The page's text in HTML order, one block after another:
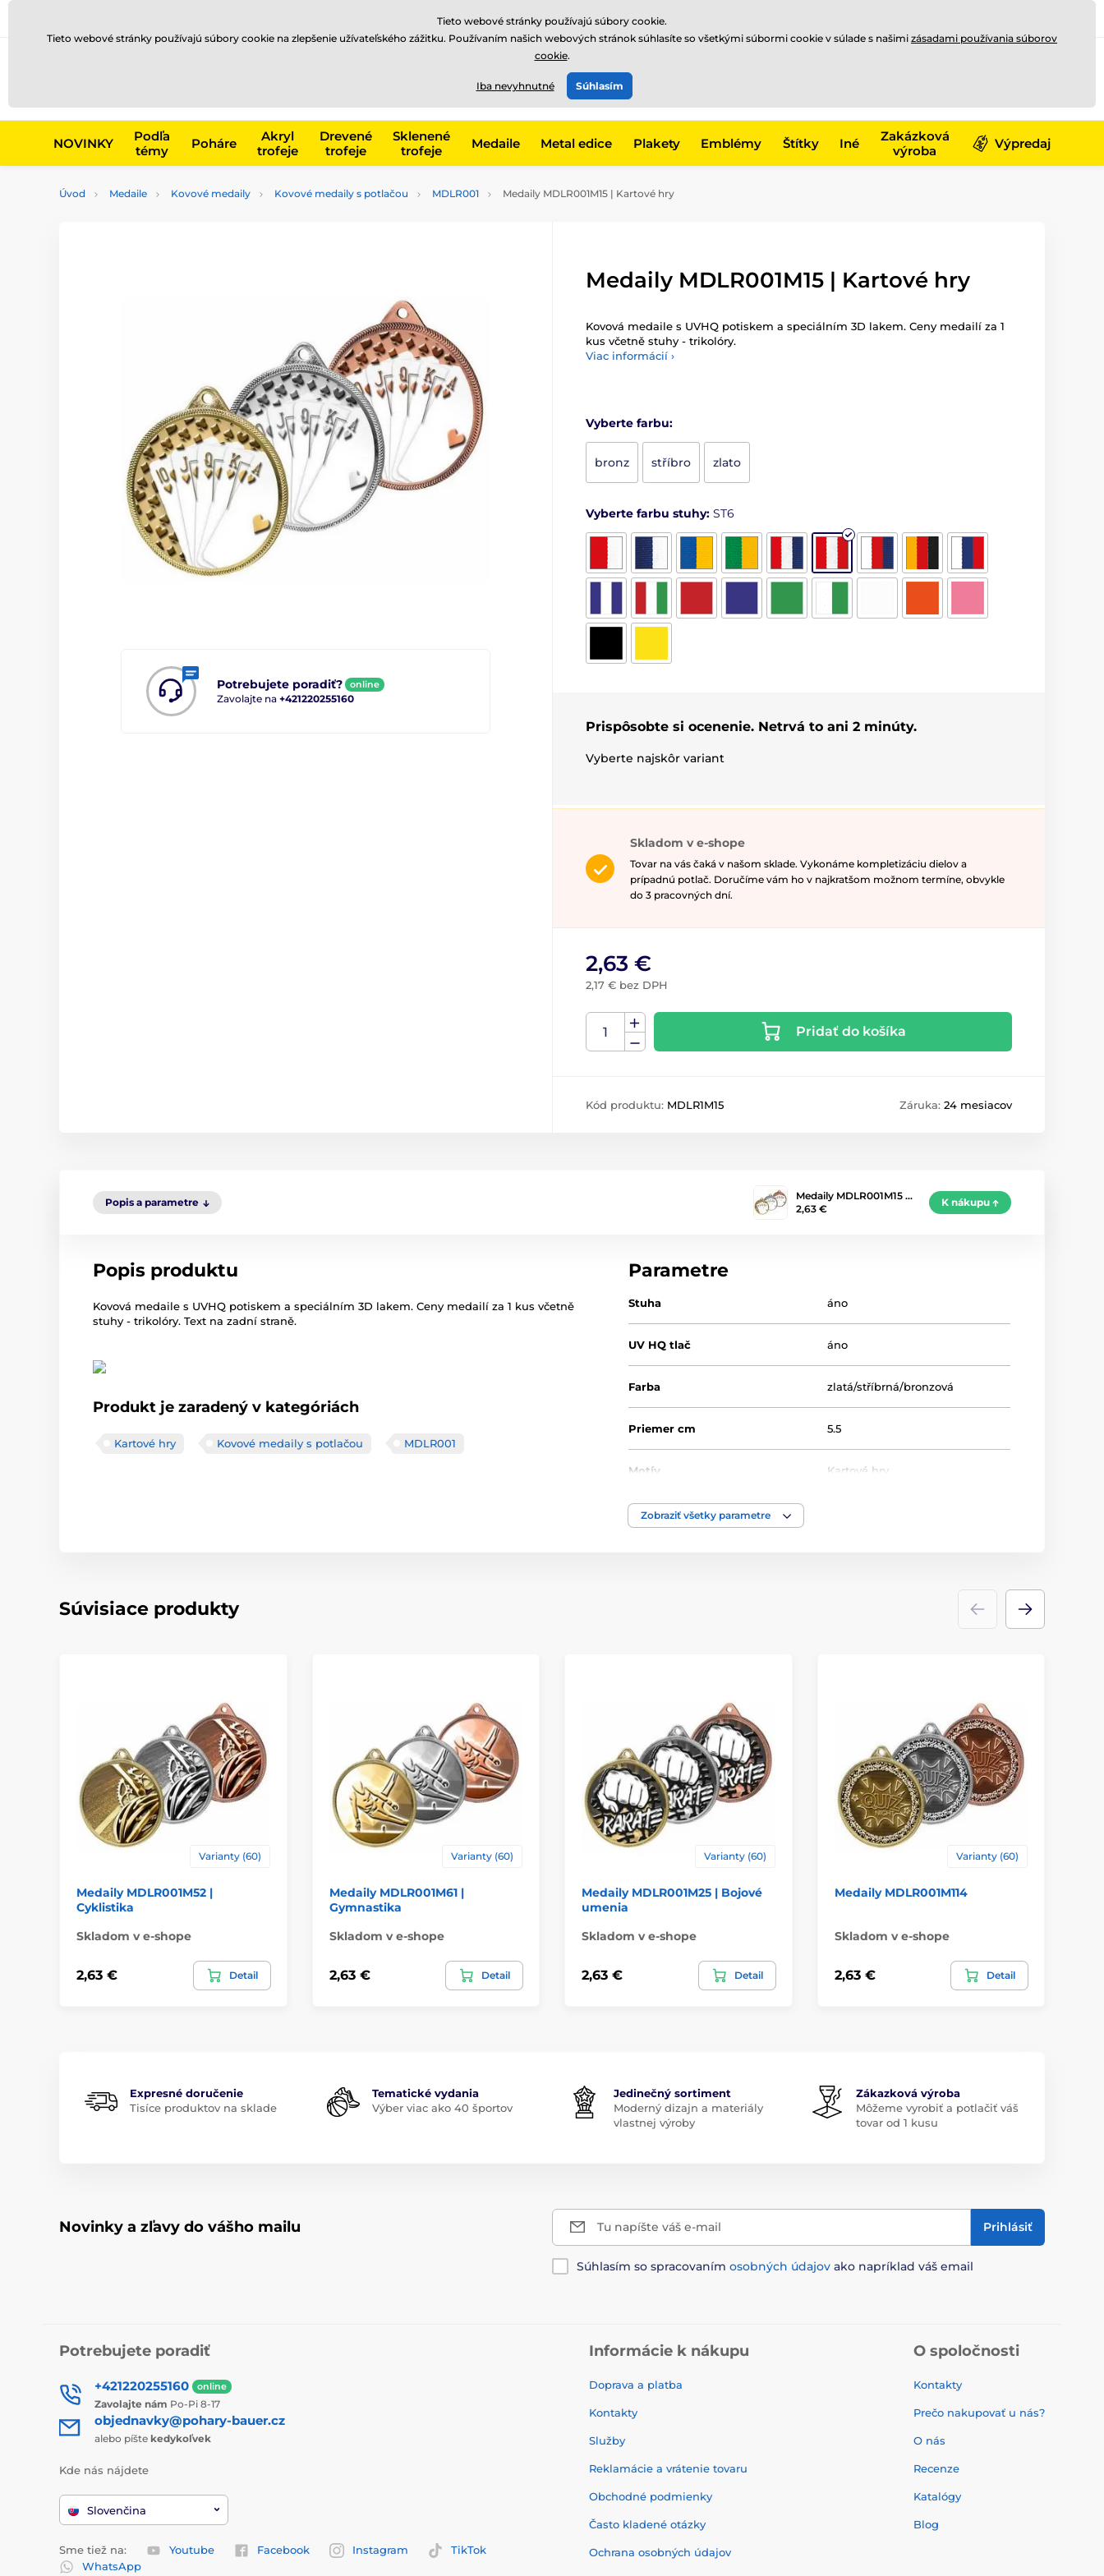
EUR
+421220255160
NOVINKY
Podľa
témy
Poháre
Akryl
trofeje
Drevené
trofeje
Sklenené
trofeje
Medaile Metal edice Plakety Emblémy Štítky Iné
Zakázková
výroba
Výpredaj
Úvod Medaile Kovové medaily Kovové medaily s potlačou MDLR001 Medaily MDLR001M15 | Kartové hry
Potrebujete poradiť? online
Zavolajte na +421220255160
Medaily MDLR001M15 | Kartové hry
Kovová medaile s UVHQ potiskem a speciálním 3D lakem. Ceny medailí za 1
kus včetně stuhy - trikolóry.
Viac informácií ›
Vyberte farbu:
bronz stříbro zlato
Vyberte farbu stuhy: ST6
Prispôsobte si ocenenie. Netrvá to ani 2 minúty.
Vyberte najskôr variant
Skladom v e-shope
Tovar na vás čaká v našom sklade. Vykonáme kompletizáciu dielov a
prípadnú potlač. Doručíme vám ho v najkratšom možnom termíne, obvykle
do 3 pracovných dní.
2,63 €
2,17 € bez DPH
Pridať do košíka
Kód produktu: MDLR1M15 Záruka: 24 mesiacov
Popis a parametre
Medaily MDLR001M15 …
2,63 €
K nákupu
Popis produktu
Kovová medaile s UVHQ potiskem a speciálním 3D lakem. Ceny medailí za 1 kus včetně
stuhy - trikolóry. Text na zadní straně.
Produkt je zaradený v kategóriách
Kartové hry Kovové medaily s potlačou MDLR001
Parametre
Stuha áno
UV HQ tlač áno
Farba zlatá/stříbrná/bronzová
Priemer cm 5.5
Motív Kartové hry
Typ ocenenia
Zobraziť všetky parametre
Súvisiace produkty
Varianty (60)
Medaily MDLR001M52 |
Cyklistika
Skladom v e-shope
2,63 € Detail
Varianty (60)
Medaily MDLR001M61 |
Gymnastika
Skladom v e-shope
2,63 € Detail
Varianty (60)
Medaily MDLR001M25 | Bojové
umenia
Skladom v e-shope
2,63 € Detail
Varianty (60)
Medaily MDLR001M114
Skladom v e-shope
2,63 € Detail
Expresné doručenie
Tisíce produktov na sklade
Tematické vydania
Výber viac ako 40 športov
Jedinečný sortiment
Moderný dizajn a materiály
vlastnej výroby
Zákazková výroba
Môžeme vyrobiť a potlačiť váš
tovar od 1 kusu
Novinky a zľavy do vášho mailu Tu napíšte váš e-mail Prihlásiť
Súhlasím so spracovaním osobných údajov ako napríklad váš email
Potrebujete poradiť
+421220255160 online
Zavolajte nám Po-Pi 8-17
objednavky@pohary-bauer.cz
alebo píšte kedykoľvek
Kde nás nájdete
Slovenčina
Sme tiež na: Youtube Facebook Instagram
TikTok
WhatsApp
Informácie k nákupu
Doprava a platba
Kontakty
Služby
Reklamácie a vrátenie tovaru
Obchodné podmienky
Často kladené otázky
Ochrana osobných údajov
O spoločnosti
Kontakty
Prečo nakupovať u nás?
O nás
Recenze
Katalógy
Blog
Tieto webové stránky používajú súbory cookie.
Tieto webové stránky používajú súbory cookie na zlepšenie užívateľského zážitku. Používaním našich webových stránok súhlasíte so všetkými súbormi cookie v súlade s našimi zásadami používania súborov
cookie.
Iba nevyhnutné Súhlasím